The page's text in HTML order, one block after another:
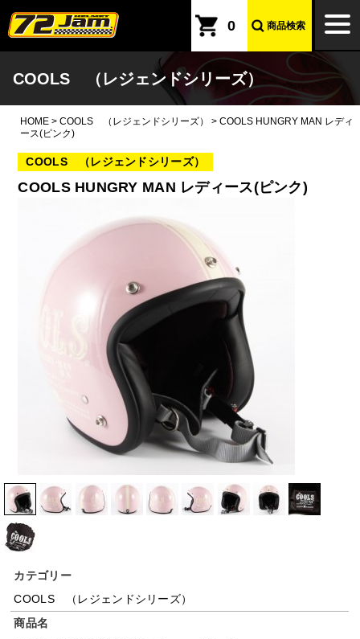
本文へ
0 商品検索
COOLS （レジェンドシリーズ）
HOME > COOLS （レジェンドシリーズ） > COOLS HUNGRY MAN レディ
ース(ピンク)
COOLS （レジェンドシリーズ）
COOLS HUNGRY MAN レディース(ピンク)
カテゴリー
COOLS （レジェンドシリーズ）
商品名